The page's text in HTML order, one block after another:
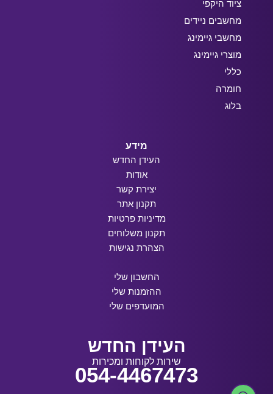
ציוד היקפי
מחשבים ניידים
מחשבי גיימינג
מוצרי גיימינג
כללי
חומרה
בלוג
מידע
העידן החדש
אודות
יצירת קשר
תקנון אתר
מדיניות פרטיות
תקנון משלוחים
הצהרת נגישות
החשבון שלי
ההזמנות שלי
המועדפים שלי
העידן החדש
שירות לקוחות ומכירות
054-4467473